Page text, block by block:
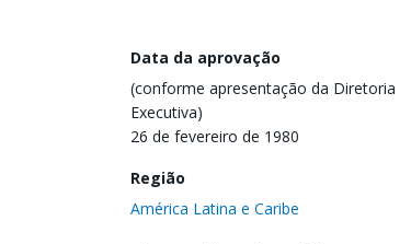
Data da aprovação
(conforme apresentação da Diretoria
Executiva)
26 de fevereiro de 1980
Região
América Latina e Caribe